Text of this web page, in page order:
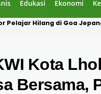
Edukasi Ekonomi
Polisi, Tiga Pria Diduga
Kota
Bersama,